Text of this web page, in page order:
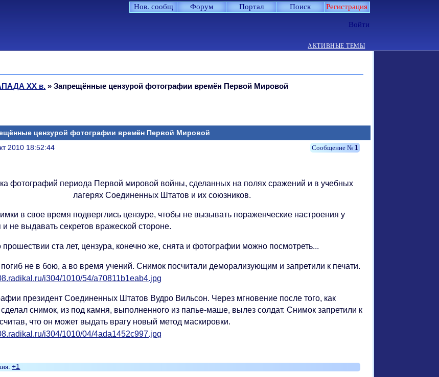
Нов. сообщ Форум Портал Поиск Регистрация
Войти
АКТИВНЫЕ ТЕМЫ
XX в. »Запрещённые цензурой фотографии времён Первой Мировой
цензурой фотографии времён Первой Мировой
1
2010 18:52:44
фотографий периода Первой мировой войны, сделанных на полях сражений и в учебных
лагерях Соединенных Штатов и их союзников.
в свое время подверглись цензуре, чтобы не вызывать пораженческие настроения у
и не выдавать секретов вражеской стороне.
прошествии ста лет, цензура, конечно же, снята и фотографии можно посмотреть...
не в бою, а во время учений. Снимок посчитали деморализующим и запретили к печати.
президент Соединенных Штатов Вудро Вильсон. Через мгновение после того, как
снимок, из под камня, выполненного из папье-маше, вылез солдат. Снимок запретили к
что он может выдать врагу новый метод маскировки.
+1